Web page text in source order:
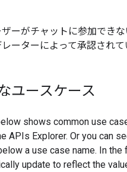
ザーがチャットに参加でき
レーターによって承認されて
ユースケース